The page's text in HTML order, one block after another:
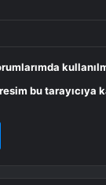
bu tarayıcıya